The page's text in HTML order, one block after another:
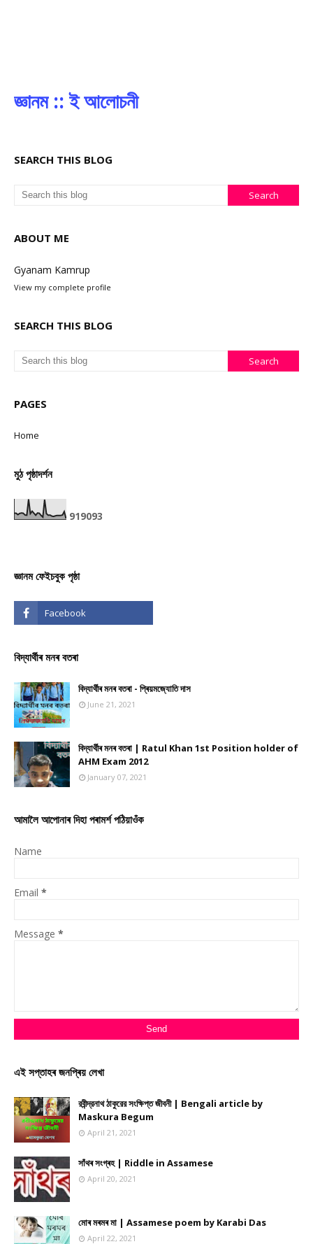
জ্ঞানম :: ই আলোচনী
SEARCH THIS BLOG
ABOUT ME
Gyanam Kamrup
View my complete profile
SEARCH THIS BLOG
PAGES
Home
মুঠ পৃষ্ঠাদৰ্শন
919093
জ্ঞানম ফেইচবুক পৃষ্ঠা
বিদ্যাৰ্থীৰ মনৰ বতৰা
বিদ্যাৰ্থীৰ মনৰ বতৰা - প্ৰিয়মজ্যোতি দাস
June 21, 2021
বিদ্যাৰ্থীৰ মনৰ বতৰা | Ratul Khan 1st Position holder of
AHM Exam 2012
January 07, 2021
আমালৈ আপোনাৰ দিহা পৰামৰ্শ পঠিয়াওঁক
Name
Email *
Message *
এই সপ্তাহৰ জনপ্ৰিয় লেখা
রবীন্দ্রনাথ ঠাকুরের সংক্ষিপ্ত জীবনী | Bengali article by
Maskura Begum
April 21, 2021
সাঁথৰ সংগ্ৰহ | Riddle in Assamese
April 20, 2021
মোৰ মৰমৰ মা | Assamese poem by Karabi Das
April 22, 2021